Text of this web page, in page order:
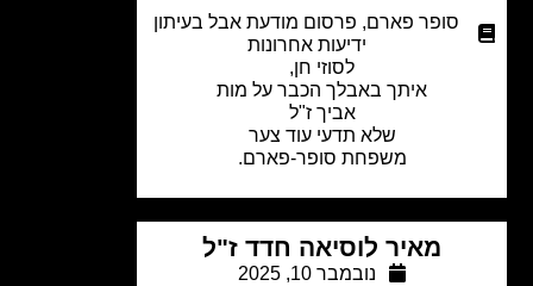
סופר פארם,פרסום מודעת אבל בעיתון
ידיעות אחרונות
לסוזי חן,
איתך באבלך הכבר על מות
אביך ז"ל
שלא תדעי עוד צער
משפחת סופר-פארם.
מאיר לוסיאה חדד ז"ל
נובמבר 10, 2025